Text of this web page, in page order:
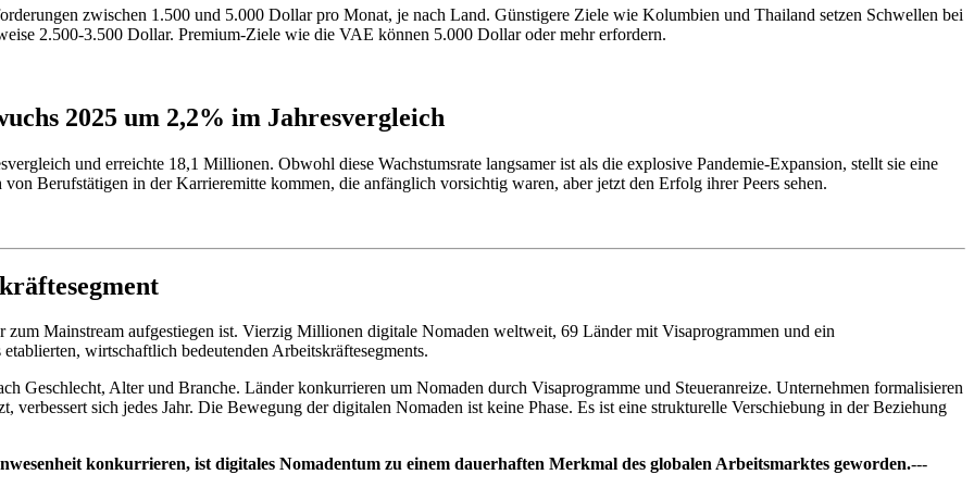
zwischen 1.500 und 5.000 Dollar pro Monat, je nach Land. Günstigere Ziele wie Kolumbien und Thailand setzen Schwellen bei
2.500-3.500 Dollar. Premium-Ziele wie die VAE können 5.000 Dollar oder mehr erfordern.
2025 um 2,2% im Jahresvergleich
und erreichte 18,1 Millionen. Obwohl diese Wachstumsrate langsamer ist als die explosive Pandemie-Expansion, stellt sie eine
Berufstätigen in der Karrieremitte kommen, die anfänglich vorsichtig waren, aber jetzt den Erfolg ihrer Peers sehen.
zum Mainstream aufgestiegen ist. Vierzig Millionen digitale Nomaden weltweit, 69 Länder mit Visaprogrammen und ein
wirtschaftlich bedeutenden Arbeitskräftesegments.
Geschlecht, Alter und Branche. Länder konkurrieren um Nomaden durch Visaprogramme und Steueranreize. Unternehmen formalisieren
sich jedes Jahr. Die Bewegung der digitalen Nomaden ist keine Phase. Es ist eine strukturelle Verschiebung in der Beziehung
konkurrieren, ist digitales Nomadentum zu einem dauerhaften Merkmal des globalen Arbeitsmarktes geworden.---